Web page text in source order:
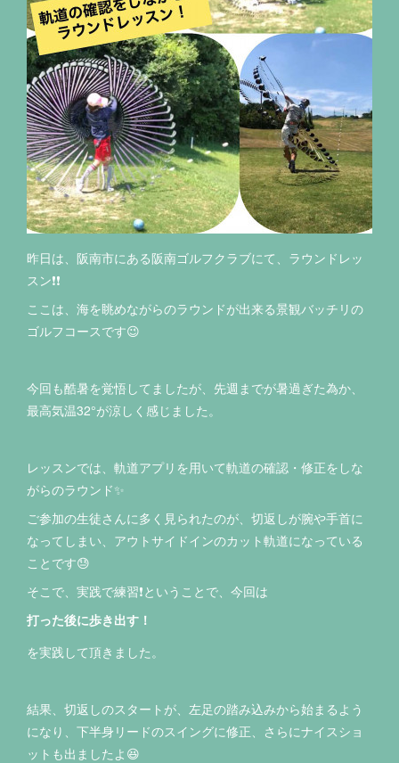
昨日は、阪南市にある阪南ゴルフクラブにて、ラウンドレッ
スン❗️❗️
ここは、海を眺めながらのラウンドが出来る景観バッチリの
ゴルフコースです😉
今回も酷暑を覚悟してましたが、先週までが暑過ぎた為か、
最高気温32°が涼しく感じました。
レッスンでは、軌道アプリを用いて軌道の確認・修正をしな
がらのラウンド✨
ご参加の生徒さんに多く見られたのが、切返しが腕や手首に
なってしまい、アウトサイドインのカット軌道になっている
ことです😓
そこで、実践で練習❗️ということで、今回は
打った後に歩き出す！
を実践して頂きました。
結果、切返しのスタートが、左足の踏み込みから始まるよう
になり、下半身リードのスイングに修正、さらにナイスショ
ットも出ましたよ😆